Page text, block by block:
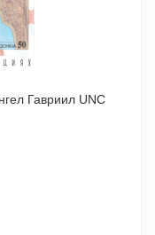
Гавриил UNC